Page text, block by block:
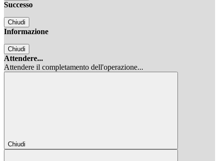
Successo
Chiudi
Informazione
Chiudi
Attendere...
Attendere il completamento dell'operazione...
Chiudi